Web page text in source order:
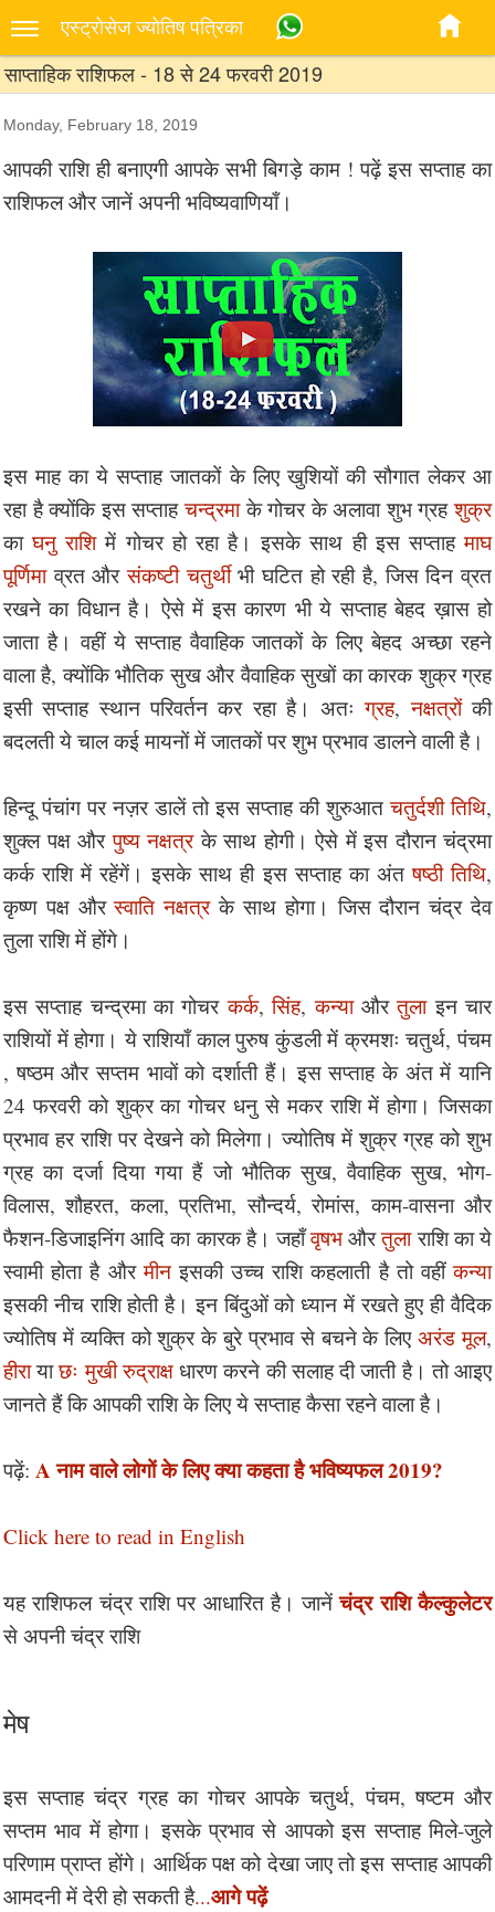
एस्‍ट्रोसेज ज्‍योतिष पत्रिका
साप्ताहिक राशिफल - 18 से 24 फरवरी 2019
Monday, February 18, 2019
आपकी राशि ही बनाएगी आपके सभी बिगड़े काम ! पढ़ें इस सप्ताह का
राशिफल और जानें अपनी भविष्यवाणियाँ।
इस माह का ये सप्ताह जातकों के लिए खुशियों की सौगात लेकर आ
रहा है क्योंकि इस सप्ताहचन्द्रमाके गोचर के अलावा शुभ ग्रहशुक्र
काघनु राशिमें गोचर हो रहा है। इसके साथ ही इस सप्ताहमाघ
पूर्णिमाव्रत औरसंकष्टी चतुर्थीभी घटित हो रही है, जिस दिन व्रत
रखने का विधान है। ऐसे में इस कारण भी ये सप्ताह बेहद ख़ास हो
जाता है। वहीं ये सप्ताह वैवाहिक जातकों के लिए बेहद अच्छा रहने
वाला है, क्योंकि भौतिक सुख और वैवाहिक सुखों का कारक शुक्र ग्रह
इसी सप्ताह स्थान परिवर्तन कर रहा है। अतःग्रह,नक्षत्रोंकी
बदलती ये चाल कई मायनों में जातकों पर शुभ प्रभाव डालने वाली है।
हिन्दू पंचांग पर नज़र डालें तो इस सप्ताह की शुरुआतचतुर्दशी तिथि,
शुक्ल पक्ष औरपुष्य नक्षत्रके साथ होगी। ऐसे में इस दौरान चंद्रमा
कर्क राशि में रहेंगें। इसके साथ ही इस सप्ताह का अंतषष्ठी तिथि,
कृष्ण पक्ष औरस्वाति नक्षत्रके साथ होगा। जिस दौरान चंद्र देव
तुला राशि में होंगे।
इस सप्ताह चन्द्रमा का गोचरकर्क,सिंह,कन्याऔरतुलाइन चार
राशियों में होगा। ये राशियाँ काल पुरुष कुंडली में क्रमशः चतुर्थ, पंचम
, षष्ठम और सप्तम भावों को दर्शाती हैं। इस सप्ताह के अंत में यानि
24 फरवरी को शुक्र का गोचर धनु से मकर राशि में होगा। जिसका
प्रभाव हर राशि पर देखने को मिलेगा। ज्योतिष में शुक्र ग्रह को शुभ
ग्रह का दर्जा दिया गया हैं जो भौतिक सुख, वैवाहिक सुख, भोग-
विलास, शौहरत, कला, प्रतिभा, सौन्दर्य, रोमांस, काम-वासना और
फैशन-डिजाइनिंग आदि का कारक है। जहाँवृषभऔरतुलाराशि का ये
स्वामी होता है औरमीनइसकी उच्च राशि कहलाती है तो वहींकन्या
इसकी नीच राशि होती है। इन बिंदुओं को ध्यान में रखते हुए ही वैदिक
ज्योतिष में व्यक्ति को शुक्र के बुरे प्रभाव से बचने के लिएअरंड मूल,
हीरायाछः मुखी रुद्राक्षधारण करने की सलाह दी जाती है। तो आइए
जानते हैं कि आपकी राशि के लिए ये सप्ताह कैसा रहने वाला है।
पढ़ें: A नाम वाले लोगों के लिए क्या कहता है भविष्यफल 2019?
Click here to read in English
यह राशिफल चंद्र राशि पर आधारित है। जानेंचंद्र राशि कैल्कुलेटर
से अपनी चंद्र राशि
मेष
इस सप्ताह चंद्र ग्रह का गोचर आपके चतुर्थ, पंचम, षष्टम और
सप्तम भाव में होगा। इसके प्रभाव से आपको इस सप्ताह मिले-जुले
परिणाम प्राप्त होंगे। आर्थिक पक्ष को देखा जाए तो इस सप्ताह आपकी
आमदनी में देरी हो सकती है...आगे पढ़ें